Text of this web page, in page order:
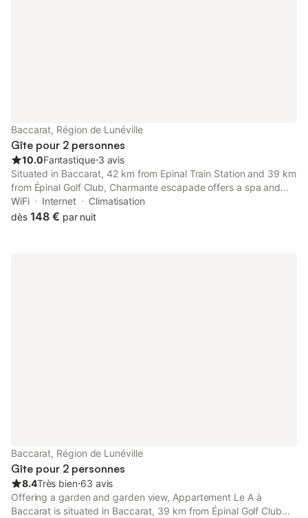
Baccarat, Région de Lunéville
Gîte pour 2 personnes
10.0Fantastique⋅3 avis
Situated in Baccarat, 42 km from Epinal Train Station and 39 km
from Épinal Golf Club, Charmante escapade offers a spa and
wellness centre and air conditioning. This property offers
access to a terrace, free private parking and free WiFi.
WiFi Internet
Climatisation
dès 148 € par nuit
Baccarat, Région de Lunéville
Gîte pour 2 personnes
8.4Très bien⋅63 avis
Offering a garden and garden view, Appartement Le A à
Baccarat is situated in Baccarat, 39 km from Épinal Golf Club